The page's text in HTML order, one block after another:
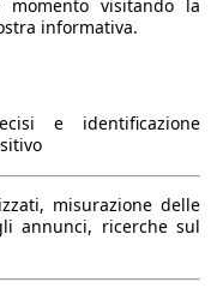
momento visitando la
informativa.
e identificazione
misurazione delle
annunci, ricerche sul